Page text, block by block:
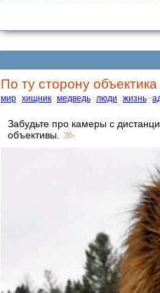
По ту сторону
мир хищник медведь люди жизнь
Забудьте про камеры с
объективы.